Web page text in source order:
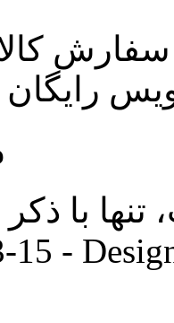
کالا:
با ذکر
15 -